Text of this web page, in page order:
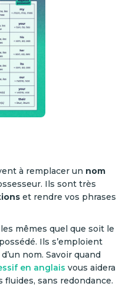
à remplacer un nom
Ils sont très
et rendre vos phrases
mêmes quel que soit le
Ils s’emploient
nom. Savoir quand
en anglais vous aidera
sans redondance.